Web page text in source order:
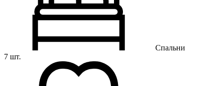
Спальни
7 шт.